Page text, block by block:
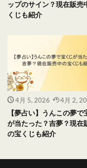
ップのサイン？現在販売
くじも紹介
4月 5, 2026 4月 2,
【夢占い】うんこの夢で
が当たった？吉夢？現在
の宝くじも紹介